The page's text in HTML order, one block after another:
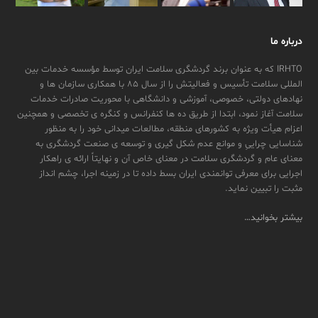
درباره ما
IRHTO که به عنوان برند گردشگری سلامت ایران توسط مؤسسه خدمات بین
المللی سلامت تأسیس و فعالیتش را از سال ۸۵ با همکاری سازمان ها و
نهادهای دولتی، خصوصی، آموزشی و دانشگاهی با محوریت صادرات خدمات
سلامت آغاز نمود، ابتدا از طریق ده ها کنفرانس و کنگره ی تخصصی و همچنین
اعزام هیأت ویژه به کشورهای منطقه، مطالعات میدانی خود را به منظور
شناسایی چراییِ و موانع عدم شکل گیری و توسعه ی صنعت گردشگری به
معنای عام و گردشگری سلامت در معنای خاص آن و نهایتاً ارائه ی راهکار
اجرایی برای معرفی توانمندی ایران بسط داده تا در زمینه اجرا، چشم انداز
مثبت را تبیین نماید.
بیشتر بخوانید…